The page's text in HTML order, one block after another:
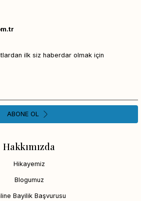
Hakkımızda
Hikayemiz
Blogumuz
Bayilik Başvurusu
ilk siz haberdar olmak için
ABONE OL